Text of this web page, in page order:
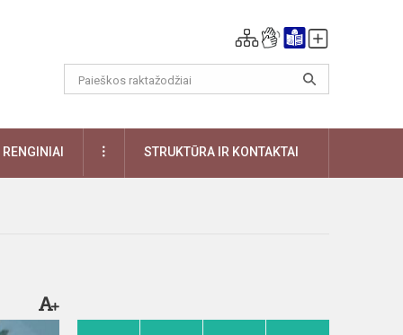
RENGINIAI DAUGIAUSTRUKTŪRA IR KONTAKTAI